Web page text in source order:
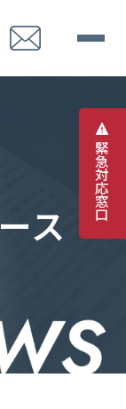
緊
急
対
応
窓
口
ース